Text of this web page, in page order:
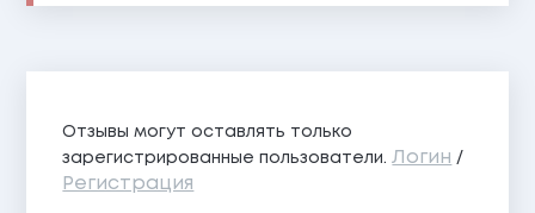
Отзывы могут оставлять только
зарегистрированные пользователи.Логин /
Регистрация